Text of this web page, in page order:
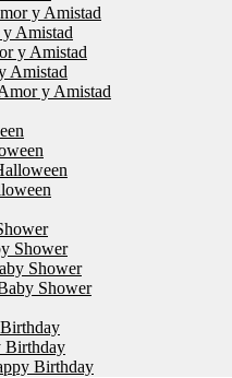
y Amistad
Amistad
y Amistad
Amistad
y Amistad
Shower
Shower
Shower
Birthday
Birthday